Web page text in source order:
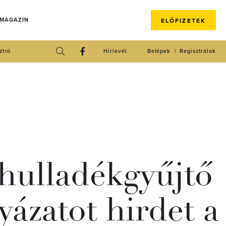
ELŐFIZETEK
Regisztrálok
Belépek
Hírlevél
hirdet a